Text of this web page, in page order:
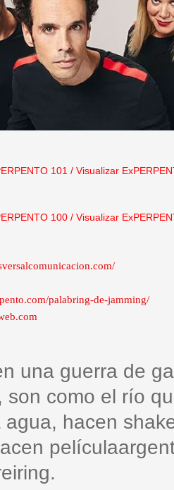
101/ Visualizar
100/ Visualizar
palabring-de-jamming/
una guerra de
son como el río
hacen